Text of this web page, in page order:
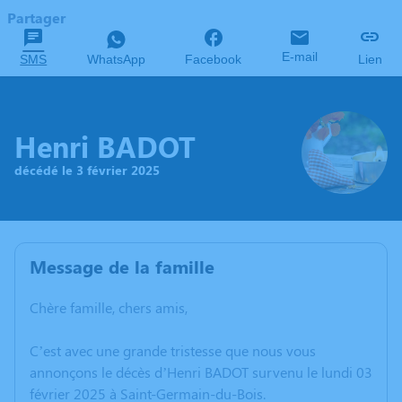
Partager
SMS WhatsApp Facebook E-mail Lien
Henri BADOT
décédé le 3 février 2025
Message de la famille
Chère famille, chers amis,
C’est avec une grande tristesse que nous vous
annonçons le décès d’Henri BADOT survenu le lundi 03
février 2025 à Saint-Germain-du-Bois.